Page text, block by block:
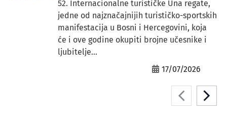
52. Internacionalne turističke Una regate,
jedne od najznačajnijih turističko-sportskih
manifestacija u Bosni i Hercegovini, koja
će i ove godine okupiti brojne učesnike i
ljubitelje...
17/07/2026